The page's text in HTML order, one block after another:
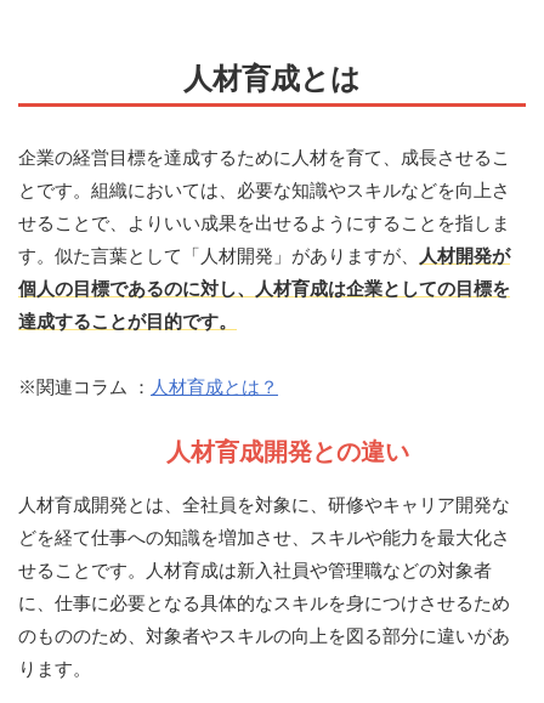
人材育成とは
企業の経営目標を達成するために人材を育て、成長させるこ
とです。組織においては、必要な知識やスキルなどを向上さ
せることで、よりいい成果を出せるようにすることを指しま
す。似た言葉として「人材開発」がありますが、
人材開発が
個人の目標であるのに対し、人材育成は企業としての目標を
達成することが目的です。
※関連コラム ： 人材育成とは？
人材育成開発との違い
人材育成開発とは、全社員を対象に、研修やキャリア開発な
どを経て仕事への知識を増加させ、スキルや能力を最大化さ
せることです。人材育成は新入社員や管理職などの対象者
に、仕事に必要となる具体的なスキルを身につけさせるため
のもののため、対象者やスキルの向上を図る部分に違いがあ
ります。